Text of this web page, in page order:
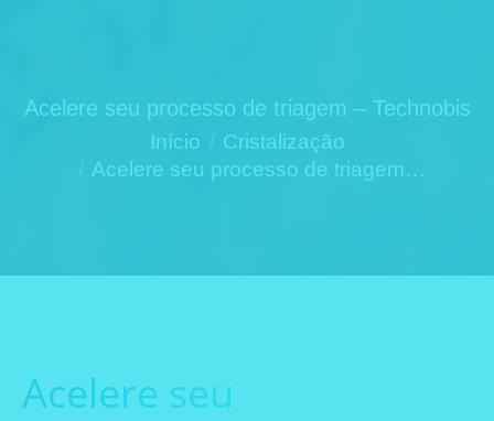
Acelere seu processo de triagem – Technobis
Início
Cristalização
Acelere seu processo de triagem…
Acelere seu